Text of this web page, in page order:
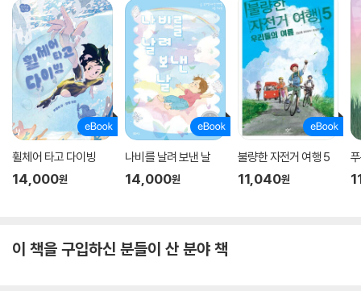
휠체어 타고 다이빙
14,000원
나비를 날려 보낸 날
14,000원
불량한 자전거 여행 5
11,040원
이 책을 구입하신 분들이 산 분야 책